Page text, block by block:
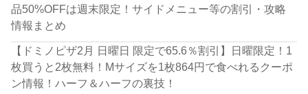
品50%OFFは週末限定！サイドメニュー等の割引・攻略
情報まとめ
【ドミノピザ2月 日曜日 限定で65.6％割引】日曜限定！1
枚買うと2枚無料！Mサイズを1枚864円で食べれるクーポ
ン情報！ハーフ＆ハーフの裏技！